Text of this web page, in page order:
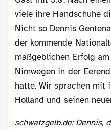
viele ihre Handschuhe
Nicht so Dennis
der kommende
maßgeblichen Erfolg
Nimwegen in der
hatte. Wir sprachen mit
Holland und seinen
schwatzgelb.de: Dennis, dein "Konkurrent" Roman